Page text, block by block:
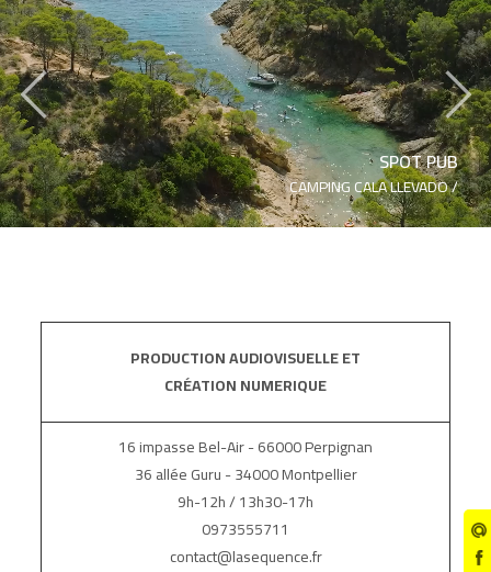
SPOT PUB
CAMPING CALA LLEVADO /
‹ ›
PRODUCTION AUDIOVISUELLE ET
CRÉATION NUMERIQUE
16 impasse Bel-Air - 66000 Perpignan
36 allée Guru - 34000 Montpellier
9h-12h / 13h30-17h
0973555711
contact@lasequence.fr